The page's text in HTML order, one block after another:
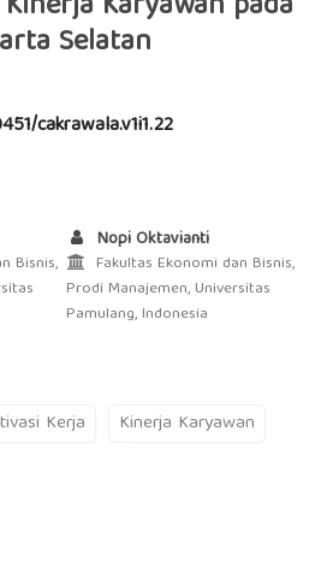
Selatan
cakrawala.v1i1.22
Bisnis,
Nopi Oktavianti
Fakultas Ekonomi dan Bisnis,
Prodi Manajemen, Universitas
Pamulang, Indonesia
Kerja Kinerja Karyawan